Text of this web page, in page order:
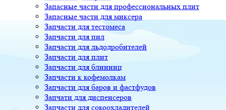
Запасные части для профессиональных плит
Запасные части для миксера
Запчасти для тестомеса
Запчасти для пил
Запчасти для льдодробителей
Запчасти для плит
Запчасти для блинниц
Запчасти к кофемолкам
Запчасти для баров и фастфудов
Запчати для диспенсеров
Запчасти для сокоохладителей